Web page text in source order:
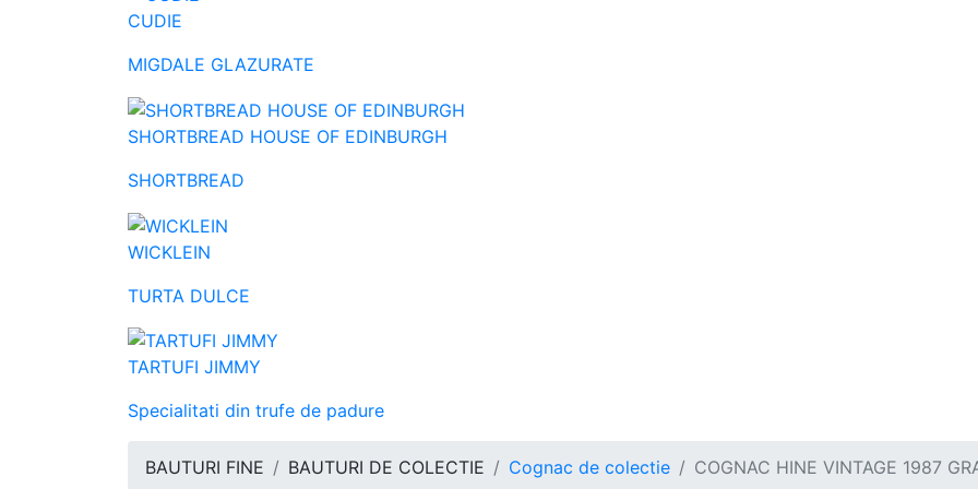
CUDIE
MIGDALE GLAZURATE
SHORTBREAD HOUSE OF EDINBURGH
SHORTBREAD
WICKLEIN
TURTA DULCE
TARTUFI JIMMY
Specialitati din trufe de padure
BAUTURI FINE BAUTURI DE COLECTIE Cognac de colectie COGNAC HINE VINTAGE 1987